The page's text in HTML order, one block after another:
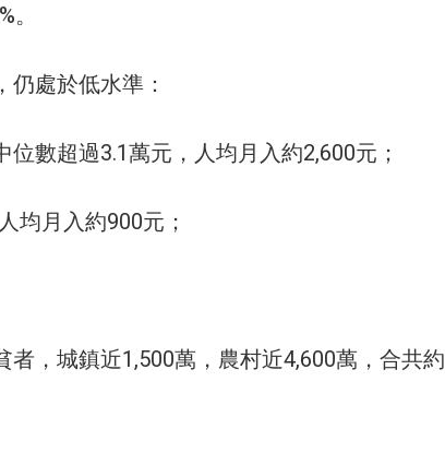
處於低水準：
數超過3.1萬元，人均月入約2,600元；
均月入約900元；
者，城鎮近1,500萬，農村近4,600萬，合共約